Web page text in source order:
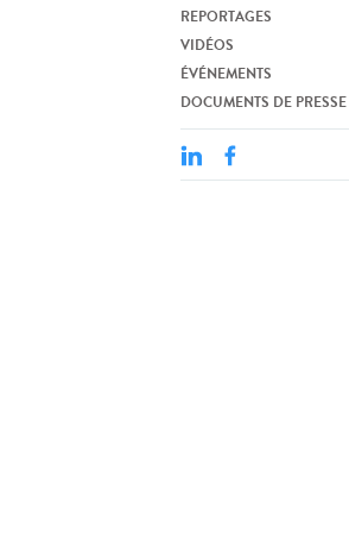
REPORTAGES
VIDÉOS
ÉVÉNEMENTS
DOCUMENTS DE PRESSE